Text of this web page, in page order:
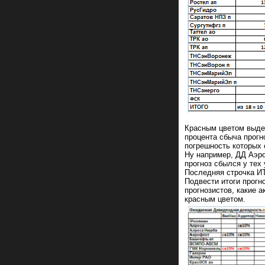
Красным цветом
процента сбыча
погрешность
Ну например, ДД
прогноз сбылся у
Последняя строчка
Подвести итоги
прогнозистов, какие
красным цветом.